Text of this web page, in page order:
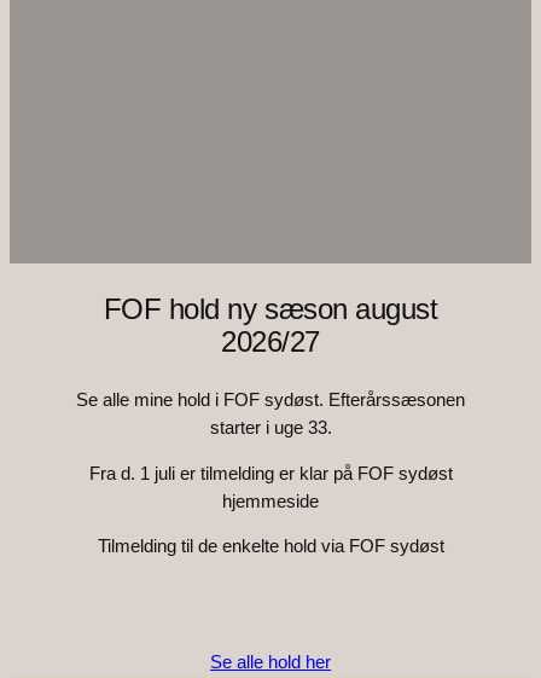
FOF hold ny sæson august
2026/27
Se alle mine hold i FOF sydøst. Efterårssæsonen
starter i uge 33.
Fra d. 1 juli er tilmelding er klar på FOF sydøst
hjemmeside
Tilmelding til de enkelte hold via FOF sydøst
Se alle hold her